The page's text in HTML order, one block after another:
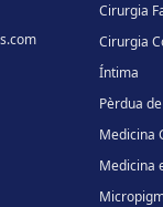
Cirurgia
Cirurgia
Íntima
Pèrdua
Medicina
Medicina